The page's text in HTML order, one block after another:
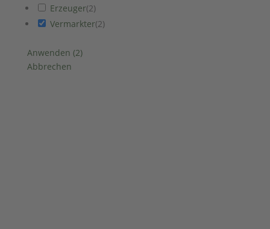
Erzeuger(2)
Vermarkter(2)
Anwenden (2)
Abbrechen